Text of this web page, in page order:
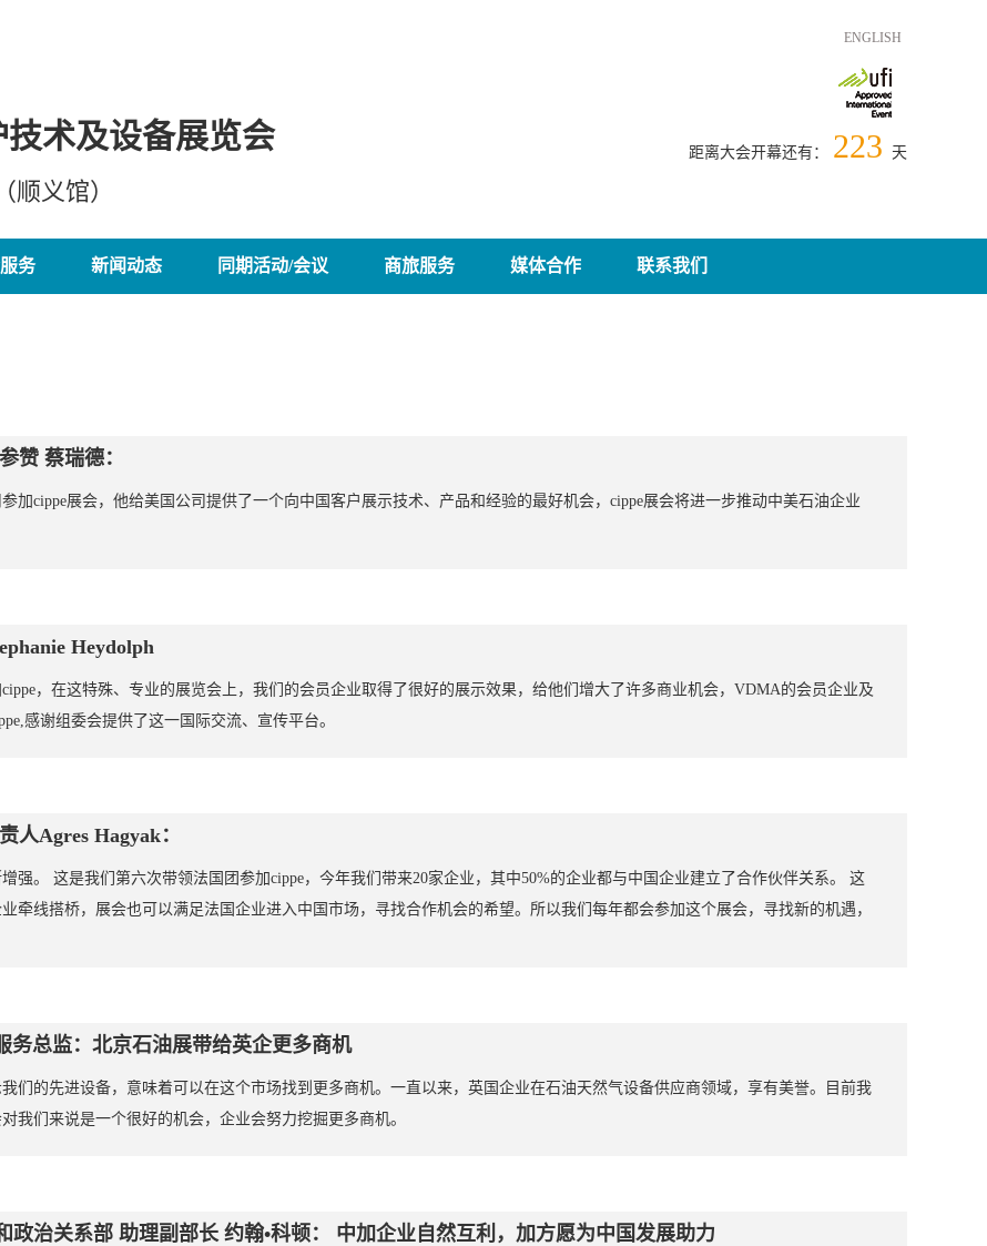
术及设备展览会
顺义馆）
ENGLISH
距离大会开幕还有： 223 天
务 新闻动态 同期活动/会议 商旅服务 媒体合作 联系我们
赞 蔡瑞德：
加cippe展会，他给美国公司提供了一个向中国客户展示技术、产品和经验的最好机会，cippe展会将进一步推动中美石油企业
Heydolph
，在这特殊、专业的展览会上，我们的会员企业取得了很好的展示效果，给他们增大了许多商业机会，VDMA的会员企业及
感谢组委会提供了这一国际交流、宣传平台。
人Agres Hagyak：
强。 这是我们第六次带领法国团参加cippe，今年我们带来20家企业，其中50%的企业都与中国企业建立了合作伙伴关系。 这
牵线搭桥，展会也可以满足法国企业进入中国市场，寻找合作机会的希望。所以我们每年都会参加这个展会，寻找新的机遇，
总监：北京石油展带给英企更多商机
们的先进设备，意味着可以在这个市场找到更多商机。一直以来，英国企业在石油天然气设备供应商领域，享有美誉。目前我
我们来说是一个很好的机会，企业会努力挖掘更多商机。
政治关系部 助理副部长 约翰•科顿： 中加企业自然互利，加方愿为中国发展助力